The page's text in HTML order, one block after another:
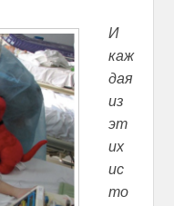
И
каж
дая
из
эт
их
ис
то